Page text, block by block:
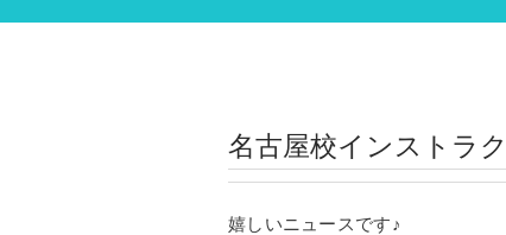
名古屋校インストラ
嬉しいニュースです♪